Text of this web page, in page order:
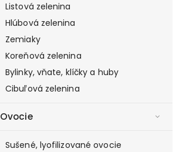
Listová zelenina
Hlúbová zelenina
Zemiaky
Koreňová zelenina
Bylinky, vňate, klíčky a huby
Cibuľová zelenina
Ovocie
Sušené, lyofilizované ovocie